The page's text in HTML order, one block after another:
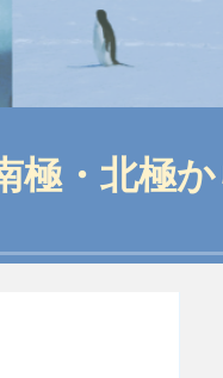
極・北極